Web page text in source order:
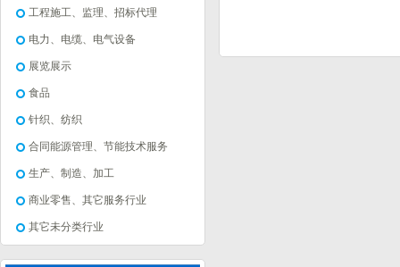
工程施工、监理、招标代理
电力、电缆、电气设备
展览展示
食品
针织、纺织
合同能源管理、节能技术服务
生产、制造、加工
商业零售、其它服务行业
其它未分类行业